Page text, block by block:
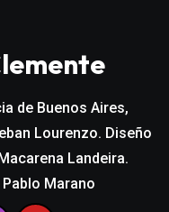
de Buenos Aires,
Lourenzo. Diseño
Landeira.
Marano